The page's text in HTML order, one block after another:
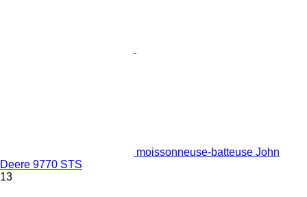
moissonneuse-batteuse John
Deere 9770 STS
13